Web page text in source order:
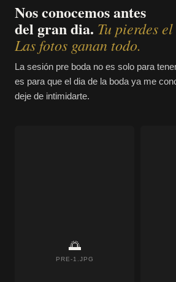
Nos conocemos antes
del gran dia. Tu pierdes
Las fotos ganan todo.
La sesión pre boda no es solo para
es para que el dia de la boda ya me
deje de intimidarte.
🌅
PRE-1.JPG